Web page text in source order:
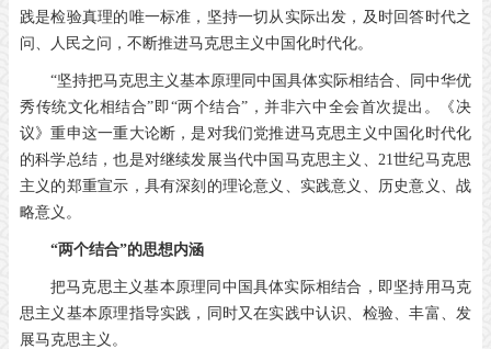
践是检验真理的唯一标准，坚持一切从实际出发，及时回答时代之
问、人民之问，不断推进马克思主义中国化时代化。
“坚持把马克思主义基本原理同中国具体实际相结合、同中华优
秀传统文化相结合”即“两个结合”，并非六中全会首次提出。《决
议》重申这一重大论断，是对我们党推进马克思主义中国化时代化
的科学总结，也是对继续发展当代中国马克思主义、 21世纪马克思
主义的郑重宣示，具有深刻的理论意义、实践意义、历史意义、战
略意义。
“两个结合”的思想内涵
把马克思主义基本原理同中国具体实际相结合，即坚持用马克
思主义基本原理指导实践，同时又在实践中认识、检验、丰富、发
展马克思主义。